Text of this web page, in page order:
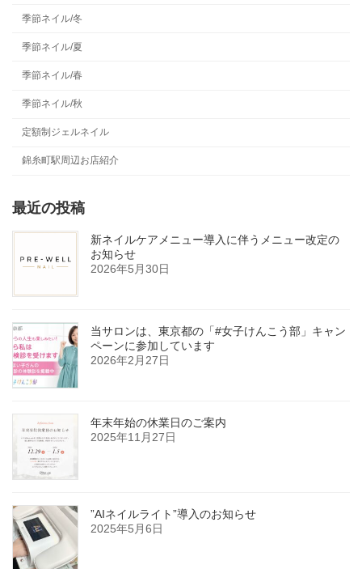
季節ネイル/冬
季節ネイル/夏
季節ネイル/春
季節ネイル/秋
定額制ジェルネイル
錦糸町駅周辺お店紹介
最近の投稿
新ネイルケアメニュー導入に伴うメニュー改定の
お知らせ
2026年5月30日
当サロンは、東京都の「#女子けんこう部」キャン
ペーンに参加しています
2026年2月27日
年末年始の休業日のご案内
2025年11月27日
”AIネイルライト”導入のお知らせ
2025年5月6日